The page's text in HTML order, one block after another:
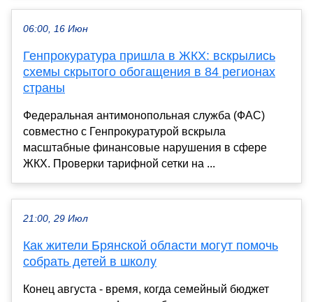
06:00, 16 Июн
Генпрокуратура пришла в ЖКХ: вскрылись
схемы скрытого обогащения в 84 регионах
страны
Федеральная антимонопольная служба (ФАС)
совместно с Генпрокуратурой вскрыла
масштабные финансовые нарушения в сфере
ЖКХ. Проверки тарифной сетки на ...
21:00, 29 Июл
Как жители Брянской области могут помочь
собрать детей в школу
Конец августа - время, когда семейный бюджет